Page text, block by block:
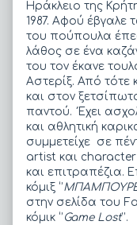
of
Μάνος
Ηράκλειο της
1987. Αφού έβγαλε
του πούπουλα
λάθος σε ένα
του τον έκανε
Αστερίξ. Από τότε
και στον
παντού. Έχει
και αθλητική
συμμετείχε σε
artist και character
και επιτραπέζια.
κόμιξ ‘’
στην σελίδα του
κόμικ ‘’ Game Lost’’.